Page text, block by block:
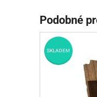
Podobné
SKLADEM